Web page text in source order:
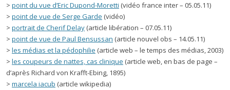
> point du vue d’Eric Dupond-Moretti (vidéo france inter – 05.05.11)
> point de vue de Serge Garde (vidéo)
> portrait de Cherif Delay (article libération – 07.05.11)
> point de vue de Paul Bensussan (article nouvel obs – 14.05.11)
> les médias et la pédophilie (article web – le temps des médias, 2003)
> les coupeurs de nattes, cas clinique (article web, en bas de page –
d’après Richard von Krafft-Ebing, 1895)
> marcela iacub (article wikipedia)